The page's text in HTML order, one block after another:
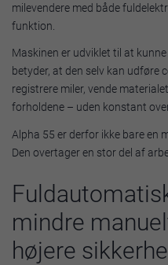
milevendere med både
funktion.
Maskinen er udviklet til at
betyder, at den selv kan udføre
registrere miler, vende
forholdene – uden konstant
Alpha 55 er derfor ikke bare en
Den overtager en stor del af
mindre
højere